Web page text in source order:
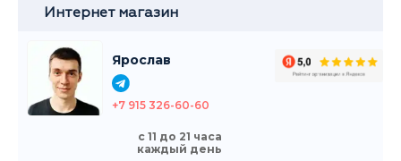
Интернет магазин
Ярослав
+7 915 326-60-60
с 11 до 21 часа
каждый день